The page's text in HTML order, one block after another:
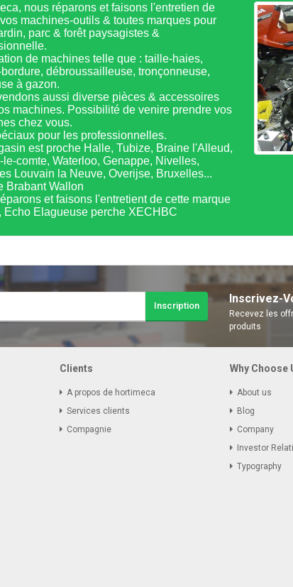
nous réparons et faisons l'entretien de
machines-outils & toutes marques pour
parc & forêt paysagistes &
de machines telle que : taille-haies,
débroussailleuse, tronçonneuse,
à gazon.
aussi diverse pièces & accessoires
machines. Possibilité de venire prendre vos
chez vous.
pour les professionnelles.
est proche Halle, Tubize, Braine l'Alleud,
le-comte, Waterloo, Genappe, Nivelles,
Louvain la Neuve, Overijse, Bruxelles...
Brabant Wallon
et faisons l'entretient de cette marque
Echo Elagueuse perche XECHBC
Inscription
Inscrivez-
Recevez les
produits
Clients
A propos de hortimeca
Services clients
Compagnie
Why Choose
About us
Blog
Company
Investor
Typography